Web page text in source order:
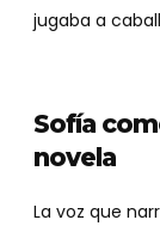
jugaba a
Sofía
novela
La voz que